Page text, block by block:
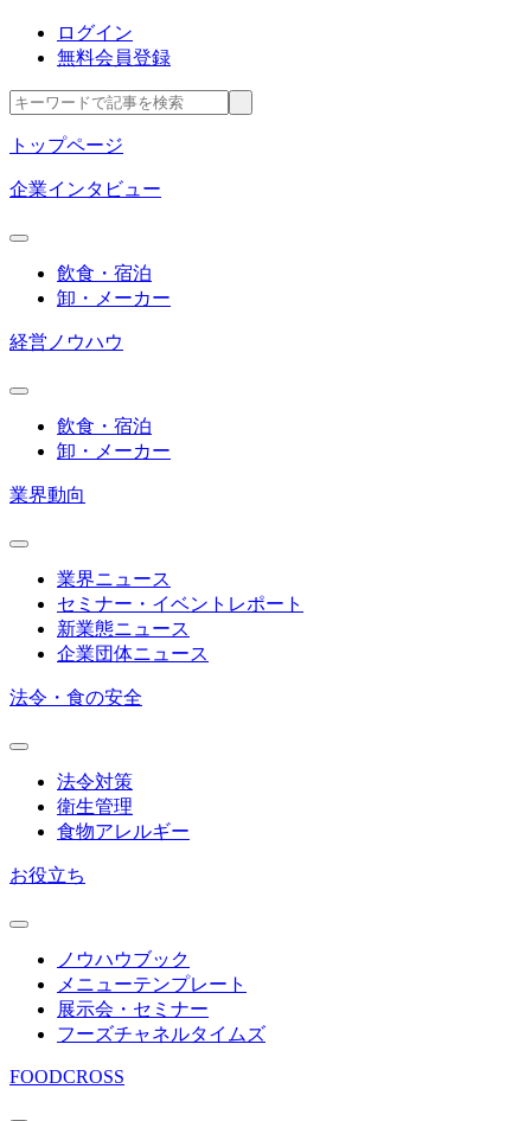
ログイン
無料会員登録
トップページ
企業インタビュー
飲食・宿泊
卸・メーカー
経営ノウハウ
飲食・宿泊
卸・メーカー
業界動向
業界ニュース
セミナー・イベントレポート
新業態ニュース
企業団体ニュース
法令・食の安全
法令対策
衛生管理
食物アレルギー
お役立ち
ノウハウブック
メニューテンプレート
展示会・セミナー
フーズチャネルタイムズ
FOODCROSS